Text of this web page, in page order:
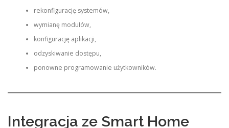
rekonfigurację systemów,
wymianę modułów,
konfigurację aplikacji,
odzyskiwanie dostępu,
ponowne programowanie użytkowników.
Integracja ze Smart Home